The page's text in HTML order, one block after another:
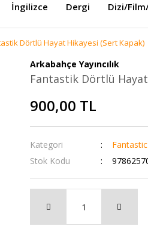
İngilizce Dergi Dizi/
Dörtlü Hayat Hikayesi (Sert Kapak)
Arkabahçe Yayıncılık
Fantastik Dörtlü
900,00 TL
Kategori
Stok Kodu